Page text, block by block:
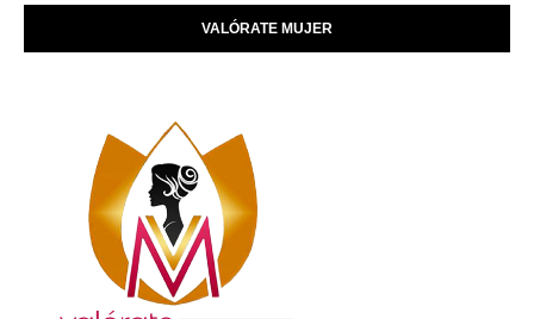
VALÓRATE MUJER